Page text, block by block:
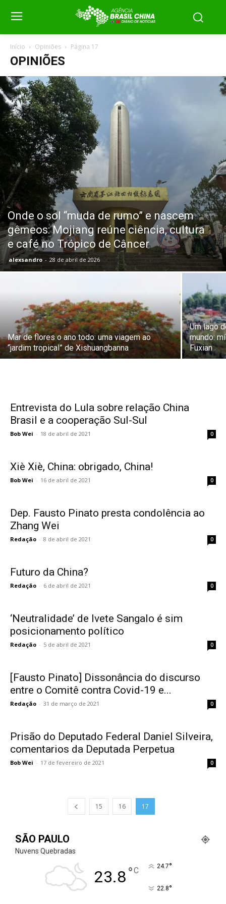
Início Opiniões Página 17
OPINIÕES
Onde o sol “muda de rumo” e nascem
gêmeos: Mojiang reúne ciência, cultura
e café no Trópico de Câncer
alexsandro - 28 de abril de 2026
Mar de flores o ano todo: uma viagem ao
“jardim tropical” de Xishuangbanna
Um lago
mundo:
Fuxian
Entrevista do Lula sobre relação China
Brasil e a cooperação Sul-Sul
Bob Wei - 18 de abril de 2021 0
Xiè Xiè, China: obrigado, China!
Bob Wei - 16 de abril de 2021 0
Dep. Fausto Pinato presta condolência ao
Zhang Wei
Redação - 8 de abril de 2021 0
Futuro da China?
Redação - 6 de abril de 2021 0
‘Neutralidade’ de Ivete Sangalo é sim
posicionamento político
Redação - 5 de abril de 2021 0
[Fausto Pinato] Dissonância do discurso
entre o Comitê contra Covid-19 e...
Redação - 31 de março de 2021 0
Prisão do Deputado Federal Daniel Silveira,
comentarios da Deputada Perpetua
Bob Wei - 17 de fevereiro de 2021 0
15 16 17
SÃO PAULO
Nuvens Quebradas
23.8°C 24.7°
22.8°